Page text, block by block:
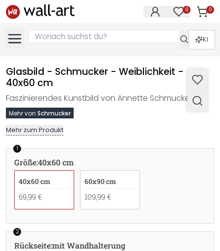
0 0
KI
Glasbild - Schmucker - Weiblichkeit -
40x60 cm
Faszinierendes Kunstbild von Annette Schmucker.
Mehr von Schmucker
Mehr zum Produkt
1
Größe:40x60 cm
40x60 cm
69,99 €
60x90 cm
109,99 €
2
Rückseite:mit Wandhalterung